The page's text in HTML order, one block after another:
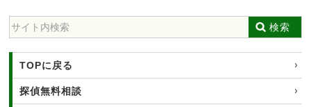
検索
TOPに戻る
探偵無料相談